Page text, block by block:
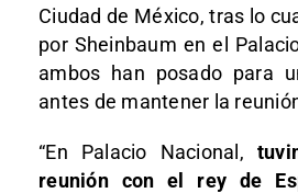
Ciudad de México, tras lo
por Sheinbaum en el
ambos han posado para
antes de mantener la
“En Palacio Nacional,
reunión con el rey de